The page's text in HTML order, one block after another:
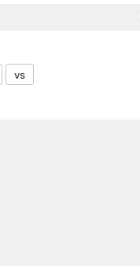
vs